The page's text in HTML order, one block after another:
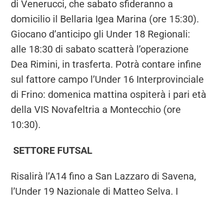
di Venerucci, che sabato sfideranno a
domicilio il Bellaria Igea Marina (ore 15:30).
Giocano d’anticipo gli Under 18 Regionali:
alle 18:30 di sabato scatterà l’operazione
Dea Rimini, in trasferta. Potrà contare infine
sul fattore campo l’Under 16 Interprovinciale
di Frino: domenica mattina ospiterà i pari età
della VIS Novafeltria a Montecchio (ore
10:30).
SETTORE FUTSAL
Risalirà l’A14 fino a San Lazzaro di Savena,
l’Under 19 Nazionale di Matteo Selva. I